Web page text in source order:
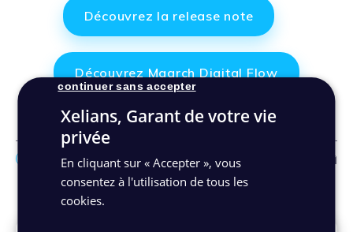
Découvrez la release note
Découvrez Maarch Digital Flow
Autres actualités
Xelians, Garant de votre vie
privée
En cliquant sur « Accepter », vous
consentez à l'utilisation de tous les
cookies.
continuer sans accepter